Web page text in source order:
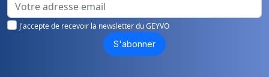
J'accepte de recevoir la newsletter du GEYVO
S'abonner